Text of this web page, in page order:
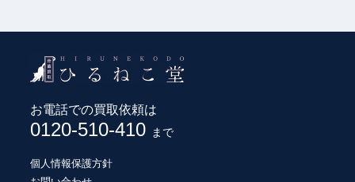
お電話での買取依頼は
0120-510-410 まで
個人情報保護方針